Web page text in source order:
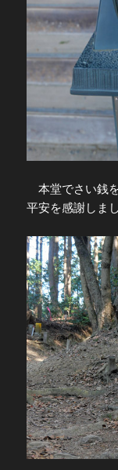
本堂でさい銭
平安を感謝しまし